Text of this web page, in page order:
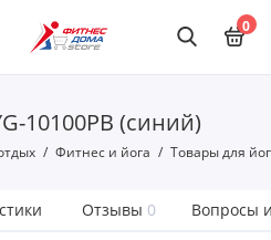
0
10100PB (синий)
Фитнес и йога Товары для
Отзывы 0 Вопросы